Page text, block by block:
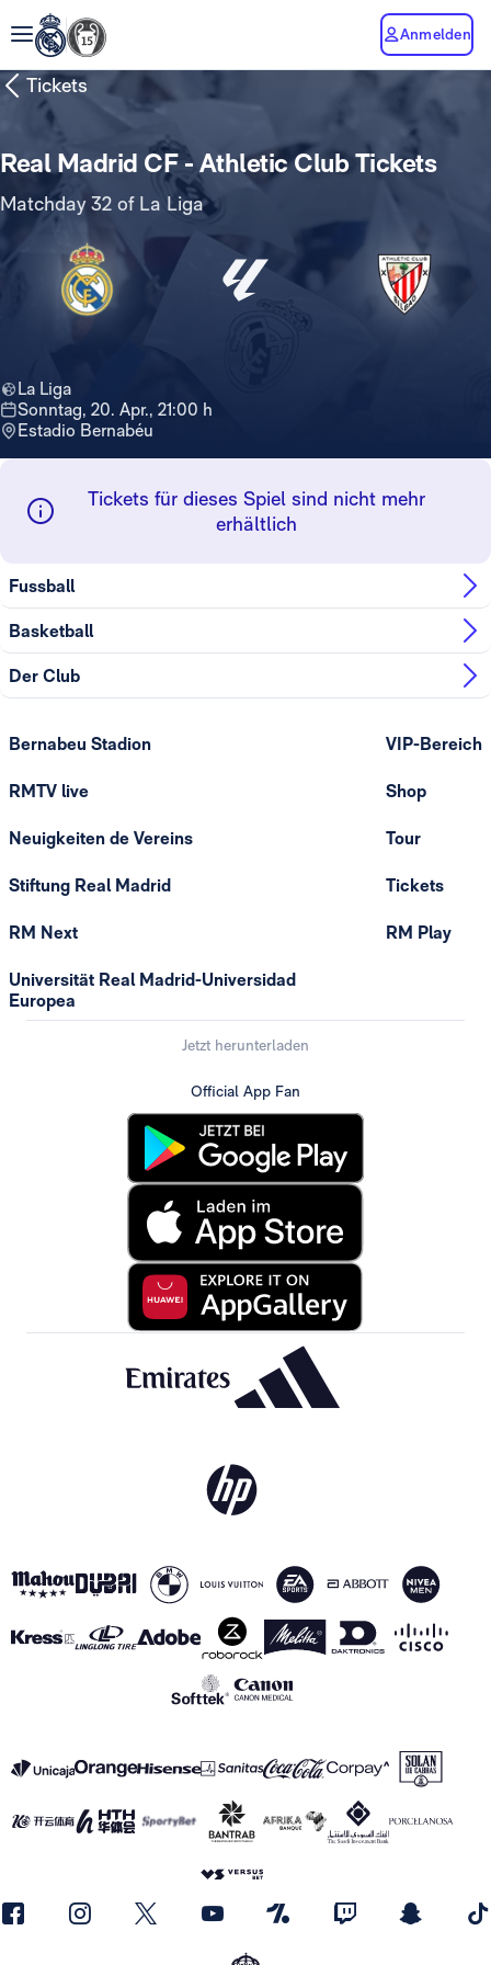
Anmelden
Tickets
Real Madrid CF - Athletic Club Tickets
Matchday 32 of La Liga
La Liga
Sonntag, 20. Apr., 21:00 h
Estadio Bernabéu
Tickets für dieses Spiel sind nicht mehr
erhältlich
Fussball
Basketball
Der Club
Bernabeu Stadion
RMTV live
Neuigkeiten de Vereins
Stiftung Real Madrid
RM Next
Universität Real Madrid-Universidad
Europea
VIP-Bereich
Shop
Tour
Tickets
RM Play
Jetzt herunterladen
Official App Fan